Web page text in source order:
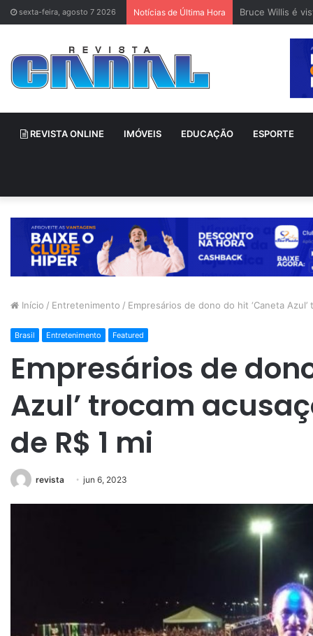
sexta-feira, agosto 7 2026 Notícias de Última Hora Bruce Willis é
REVISTA ONLINE IMÓVEIS EDUCAÇÃO ESPORTE
Início / Entretenimento / Empresários de dono do hit ‘Caneta
Brasil Entretenimento Featured
Empresários de
Azul’ trocam
de R$ 1 mi
revista jun 6, 2023